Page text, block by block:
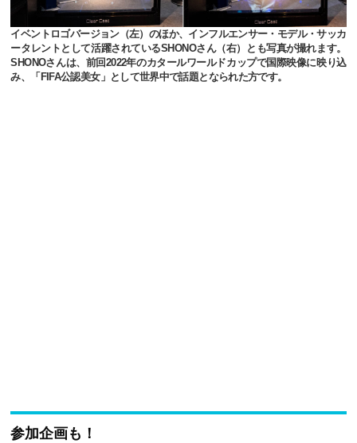
イベントロゴバージョン（左）のほか、インフルエンサー・モデル・サッカ
ータレントとして活躍されているSHONOさん（右）とも写真が撮れます。
SHONOさんは、前回2022年のカタールワールドカップで国際映像に映り込
み、「FIFA公認美女」として世界中で話題となられた方です。
参加企画も！